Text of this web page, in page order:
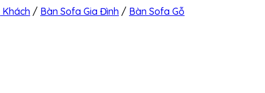
/ Bàn Sofa Gia Đình / Bàn Sofa Gỗ